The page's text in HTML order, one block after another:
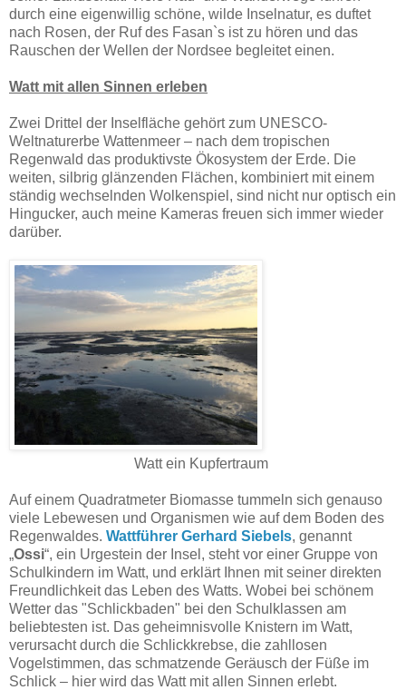
durch eine eigenwillig schöne, wilde Inselnatur, es duftet
nach Rosen, der Ruf des Fasan`s ist zu hören und das
Rauschen der Wellen der Nordsee begleitet einen.
Watt mit allen Sinnen erleben
Zwei Drittel der Inselfläche gehört zum UNESCO-
Weltnaturerbe Wattenmeer – nach dem tropischen
Regenwald das produktivste Ökosystem der Erde. Die
weiten, silbrig glänzenden Flächen, kombiniert mit einem
ständig wechselnden Wolkenspiel, sind nicht nur optisch ein
Hingucker, auch meine Kameras freuen sich immer wieder
darüber.
Watt ein Kupfertraum
Auf einem Quadratmeter Biomasse tummeln sich genauso
viele Lebewesen und Organismen wie auf dem Boden des
Regenwaldes. Wattführer Gerhard Siebels, genannt
„Ossi“, ein Urgestein der Insel, steht vor einer Gruppe von
Schulkindern im Watt, und erklärt Ihnen mitseiner direkten
Freundlichkeit das Leben des Watts. Wobei bei schönem
Wetter das "Schlickbaden" bei den Schulklassen am
beliebtesten ist. Das geheimnisvolle Knistern im Watt,
verursacht durch die Schlickkrebse, die zahllosen
Vogelstimmen, das schmatzende Geräusch der Füße im
Schlick – hier wird das Watt mit allen Sinnen erlebt.